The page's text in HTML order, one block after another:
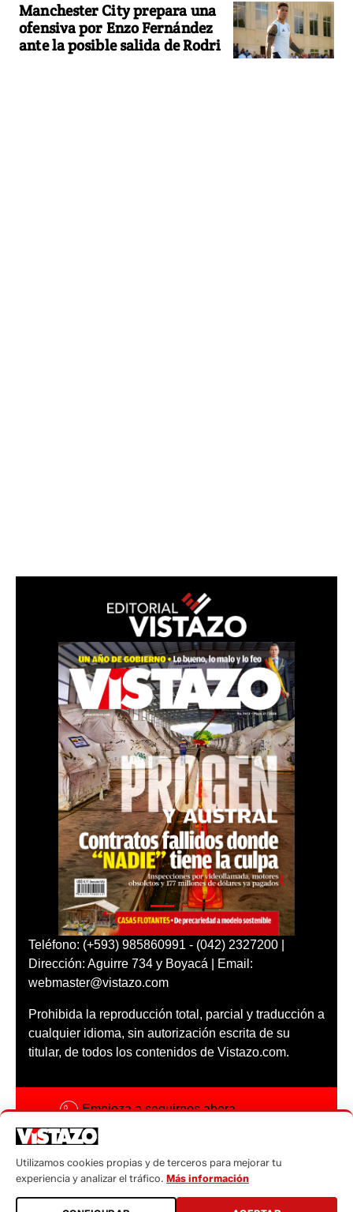
Manchester City prepara una
ofensiva por Enzo Fernández
ante la posible salida de Rodri
Teléfono: (+593) 985860991 - (042) 2327200 |
Dirección: Aguirre 734 y Boyacá | Email:
webmaster@vistazo.com
Prohibida la reproducción total, parcial y traducción a
cualquier idioma, sin autorización escrita de su
titular, de todos los contenidos de Vistazo.com.
Empieza a seguirnos ahora
Código ética
Sugerencias a:
Utilizamos cookies propias y de terceros para mejorar tu
experiencia y analizar el tráfico. Más información